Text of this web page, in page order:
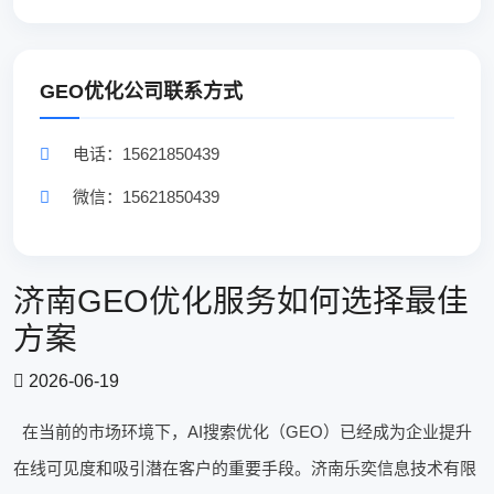
GEO优化公司联系方式
电话：15621850439
微信：15621850439
济南GEO优化服务如何选择最佳
方案
2026-06-19
在当前的市场环境下，AI搜索优化（GEO）已经成为企业提升
在线可见度和吸引潜在客户的重要手段。济南乐奕信息技术有限